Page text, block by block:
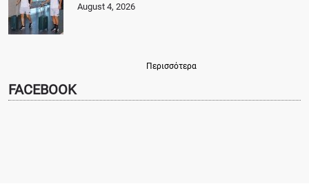
August 4, 2026
Περισσότερα
FACEBOOK